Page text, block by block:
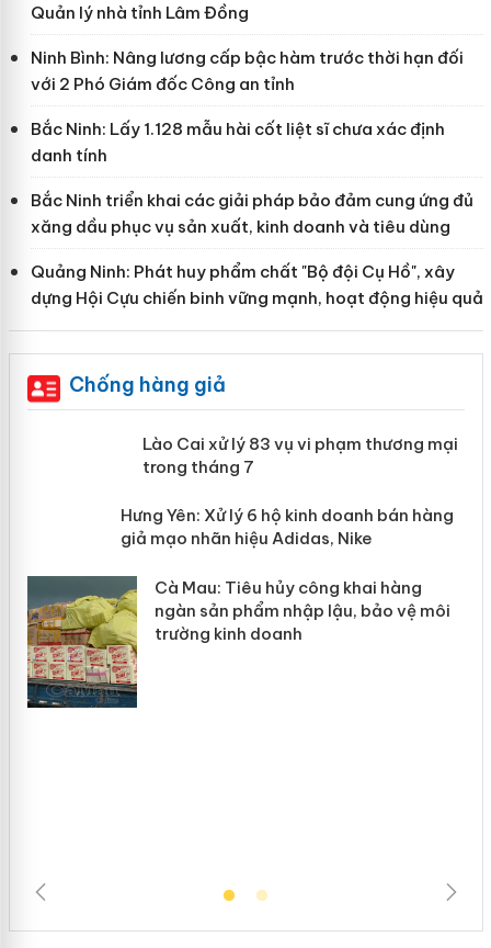
Quản lý nhà tỉnh Lâm Đồng
Ninh Bình: Nâng lương cấp bậc hàm trước thời hạn đối
với 2 Phó Giám đốc Công an tỉnh
Bắc Ninh: Lấy 1.128 mẫu hài cốt liệt sĩ chưa xác định
danh tính
Bắc Ninh triển khai các giải pháp bảo đảm cung ứng đủ
xăng dầu phục vụ sản xuất, kinh doanh và tiêu dùng
Quảng Ninh: Phát huy phẩm chất "Bộ đội Cụ Hồ", xây
dựng Hội Cựu chiến binh vững mạnh, hoạt động hiệu quả
Chống hàng giả
Lào Cai xử lý 83 vụ vi phạm thương
mại trong tháng 7
Hưng Yên: Xử lý 6 hộ kinh doanh bán
hàng giả mạo nhãn hiệu Adidas, Nike